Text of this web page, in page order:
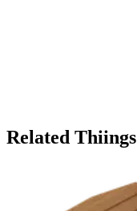
Related Thiings